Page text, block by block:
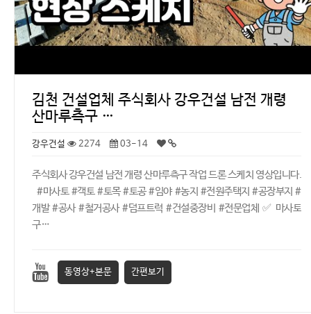
김천 건설업체 주식회사 강우건설 남전 개령
산마루측구 …
강우건설 2274 03-14
주식회사 강우건설 남전 개령 산마루측구 작업 드론 스케치 영상입니다.
#마사토 #객토 #토목 #토공 #임야 #농지 #전원주택지 #공장부지 #
개발 #공사 #철거공사 #덤프트럭 #건설중장비 #전문업체 ✅ 마사토
구…
동영상+본문 간편보기